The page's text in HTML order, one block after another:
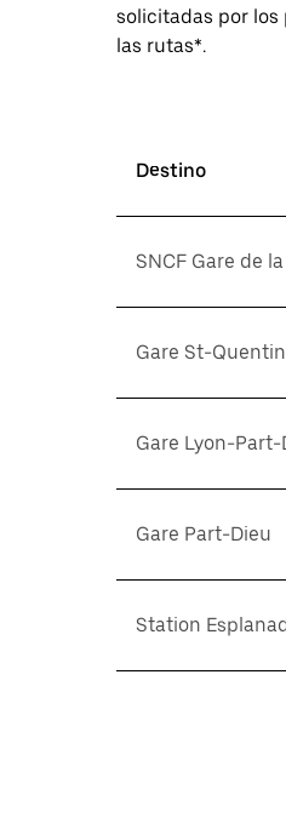
solicitadas por los
las rutas*.
Destino
SNCF Gare de
Gare St-
Gare Lyon-Part-
Gare Part-Dieu
Station